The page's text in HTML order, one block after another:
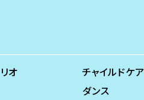
オ
チャイルドケ
ダンス